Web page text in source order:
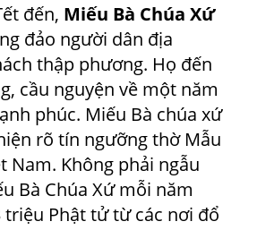
đến, Miếu Bà Chúa Xứ
đảo người dân địa
thập phương. Họ đến
cầu nguyện về một năm
phúc. Miếu Bà chúa xứ
rõ tín ngưỡng thờ Mẫu
Nam. Không phải ngẫu
Bà Chúa Xứ mỗi năm
Phật tử từ các nơi đổ